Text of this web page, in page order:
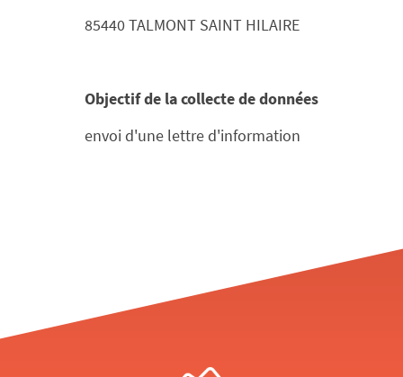
85440 TALMONT SAINT HILAIRE
Objectif de la collecte de données
envoi d'une lettre d'information